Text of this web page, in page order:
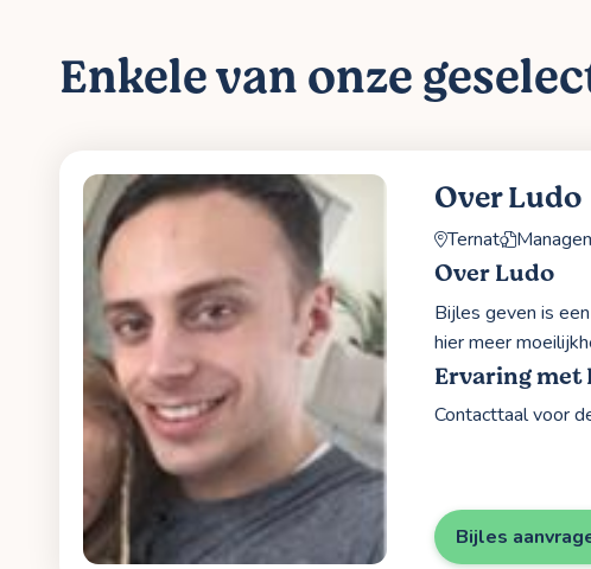
Enkele van onze
Over Ludo
Ternat
Over Ludo
Bijles geven is
hier meer
Ervaring met
Contacttaal voor
Bijles